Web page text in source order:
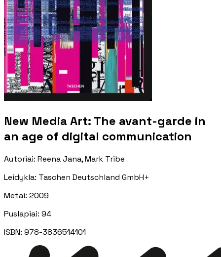
New Media Art: The avant-garde in
an age of digital communication
Autoriai: Reena Jana, Mark Tribe
Leidykla: Taschen Deutschland GmbH+
Metai: 2009
Puslapiai: 94
ISBN: 978-3836514101